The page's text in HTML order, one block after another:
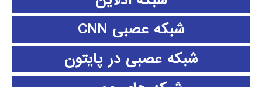
شبکه عصبی CNN
شبکه عصبی در پایتون